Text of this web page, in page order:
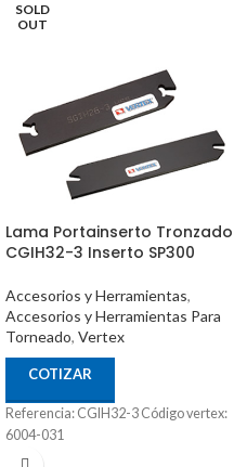
SOLD
OUT
Lama Portainserto Tronzado
CGIH32-3 Inserto SP300
Accesorios y Herramientas,
Accesorios y Herramientas Para
Torneado, Vertex
COTIZAR
Referencia: CGIH32-3 Código vertex:
6004-031